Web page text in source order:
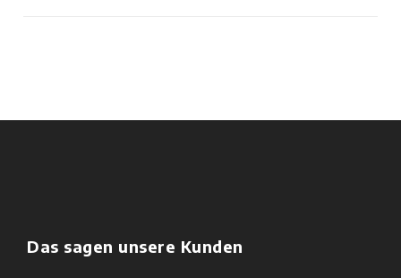
Das sagen unsere Kunden